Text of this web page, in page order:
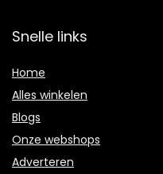
Snelle links
Home
Alles winkelen
Blogs
Onze webshops
Adverteren